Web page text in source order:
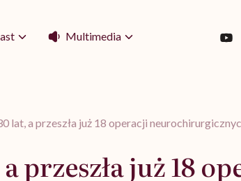
Multimedia
lat, a przeszła już 18 operacji
przeszła już 18